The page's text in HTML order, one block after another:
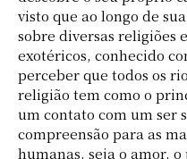
visto que ao longo de
sobre diversas religiões
exotéricos, conhecido
perceber que todos os
religião tem como o
um contato com um ser
compreensão para as
humanas, seja o amor,